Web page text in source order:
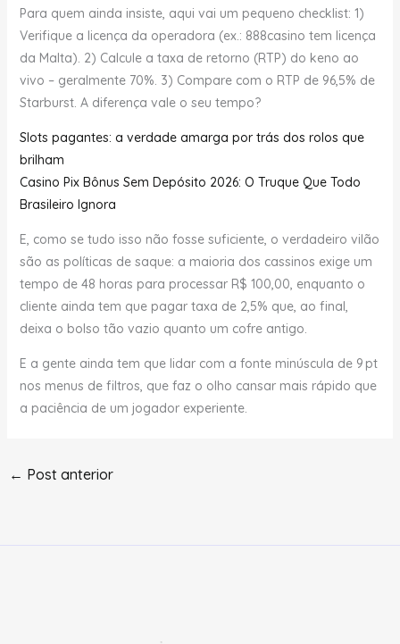
Para quem ainda insiste, aqui vai um pequeno checklist: 1)
Verifique a licença da operadora (ex.: 888casino tem licença
da Malta). 2) Calcule a taxa de retorno (RTP) do keno ao
vivo – geralmente 70%. 3) Compare com o RTP de 96,5% de
Starburst. A diferença vale o seu tempo?
Slots pagantes: a verdade amarga por trás dos rolos que
brilham
Casino Pix Bônus Sem Depósito 2026: O Truque Que Todo
Brasileiro Ignora
E, como se tudo isso não fosse suficiente, o verdadeiro vilão
são as políticas de saque: a maioria dos cassinos exige um
tempo de 48 horas para processar R$ 100,00, enquanto o
cliente ainda tem que pagar taxa de 2,5% que, ao final,
deixa o bolso tão vazio quanto um cofre antigo.
E a gente ainda tem que lidar com a fonte minúscula de 9 pt
nos menus de filtros, que faz o olho cansar mais rápido que
a paciência de um jogador experiente.
← Post anterior